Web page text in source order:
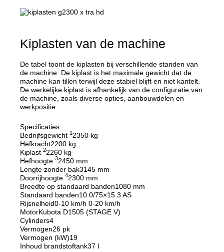
Kiplasten van de machine
De tabel toont de kiplasten bij verschillende standen van
de machine. De kiplast is het maximale gewicht dat de
machine kan tillen terwijl deze stabiel blijft en niet kantelt.
De werkelijke kiplast is afhankelijk van de configuratie van
de machine, zoals diverse opties, aanbouwdelen en
werkpositie.
Specificaties
Bedrijfsgewicht 1 2350 kg
Hefkracht2200 kg
Kiplast 22260 kg
Hefhoogte 32450 mm
Lengte zonder bak3145 mm
Doorrijhoogte 42300 mm
Breedte op standaard banden1080 mm
Standaard banden10.0/75×15.3 AS
Rijsnelheid0-10 km/h 0-20 km/h
MotorKubota D1505 (STAGE V)
Cylinders4
Vermogen26 pk
Vermogen (kW)19
Inhoud brandstoftank37 l